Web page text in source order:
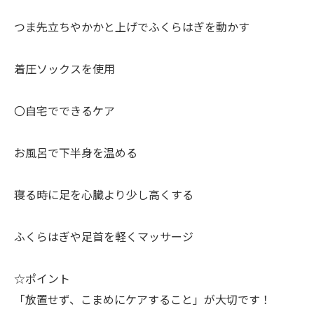
つま先立ちやかかと上げでふくらはぎを動かす
着圧ソックスを使用
〇自宅でできるケア
お風呂で下半身を温める
寝る時に足を心臓より少し高くする
ふくらはぎや足首を軽くマッサージ
☆ポイント
「放置せず、こまめにケアすること」が大切です！